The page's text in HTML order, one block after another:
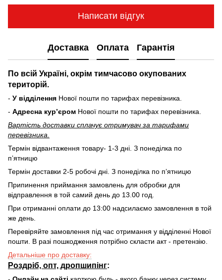
Написати відгук
Доставка Оплата Гарантія
По всій Україні, окрім тимчасово окупованих
територій.
- У відділення Нової пошти по тарифах перевізника.
- Адресна курʼєром Нової пошти по тарифах перевізника.
Вартість доставки cплачує отримувач за тарифами
перевізника.
Термін відвантаження товару- 1-3 дні. З понеділка по
пʼятницю
Термін доставки 2-5 робочі дні. З понеділка по пʼятницю
Припинення приймання замовлень для обробки для
відправлення в той самий день до 13.00 год.
При отриманні оплати до 13:00 надсилаємо замовлення в той
же день.
Перевіряйте замовлення під час отримання у відділенні Нової
пошти. В разі пошкодження потрібно скласти акт - претензію.
Детальніше про доставку:
Роздріб, опт, дропшипінг: